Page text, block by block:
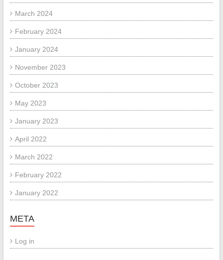
March 2024
February 2024
January 2024
November 2023
October 2023
May 2023
January 2023
April 2022
March 2022
February 2022
January 2022
META
Log in